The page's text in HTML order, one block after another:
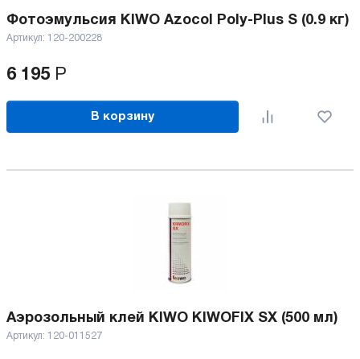
Фотоэмульсия KIWO Azocol Poly-Plus S (0.9 кг)
Артикул: 120-200228
6 195 Р
В корзину
Аэрозольный клей KIWO KIWOFIX SX (500 мл)
Артикул: 120-011527